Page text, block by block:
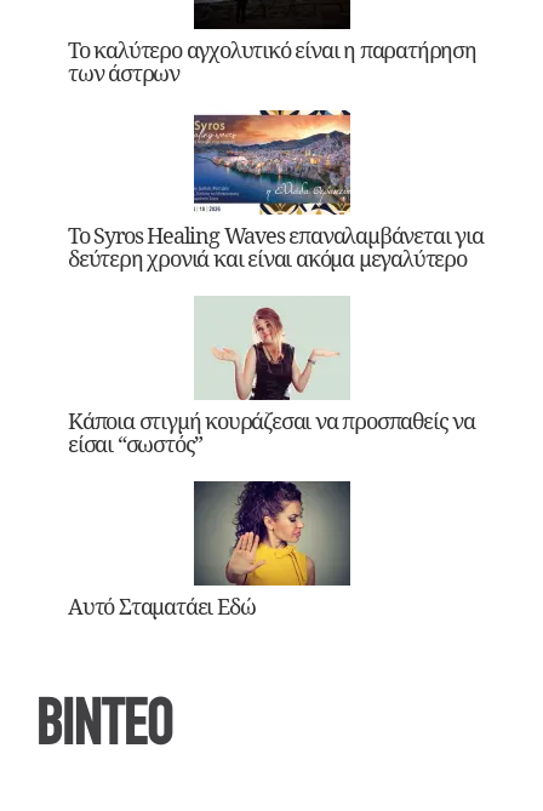
Το καλύτερο αγχολυτικό είναι η παρατήρηση
των άστρων
Το Syros Healing Waves επαναλαμβάνεται για
δεύτερη χρονιά και είναι ακόμα μεγαλύτερο
Κάποια στιγμή κουράζεσαι να προσπαθείς να
είσαι “σωστός”
Αυτό Σταματάει Εδώ
ΒΙΝΤΕΟ